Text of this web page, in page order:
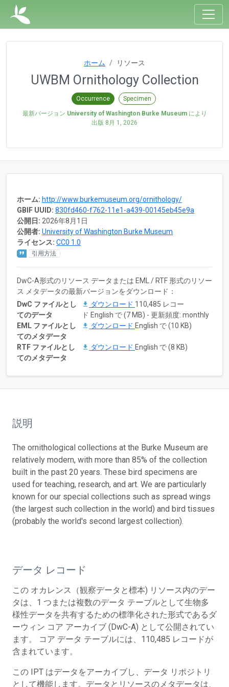
ホーム リソース
UWBM Ornithology Collection
Occurrence Specimen
最新バージョン University of Washington Burke Museumにより
出版 8月 1, 2026
ホーム: http://www.burkemuseum.org/ornithology/
GBIF UUID: 830fd460-f762-11e1-a439-00145eb45e9a
公開日: 2026年8月1日
公開者: University of Washington Burke Museum
ライセンス: CC0 1.0
引用方法
DwC-A形式のリソース データまたは EML / RTF 形式のリソー
ス メタデータの最新バージョンをダウンロード：
DwC ファイルとし
てのデータ
ダウンロード 110,485 レコー
ド English で (7 MB) - 更新頻度: monthly
EML ファイルとし
てのメタデータ
ダウンロード English で (10 KB)
RTF ファイルとし
てのメタデータ
ダウンロード English で (8 KB)
説明
The ornithological collections at the Burke Museum are
relatively modern, with more than 85% of the collection
built in the past 20 years. These bird specimens are
used for teaching, research, and art. We are particularly
known for our special collections such as spread wings
(the largest such collection in the world) and bird tissues
(probably the world's second largest collection).
データ レコード
この オカレンス（観察データと標本) リソース内のデー
タは、1 つまたは複数のデータ テーブルとして生物多
様性データを共有するための標準化された形式であるダ
ーウィン コア アーカイブ (DwC-A) として公開されてい
ます。 コア データ テーブルには、110,485 レコードが
含まれています。
この IPT はデータをアーカイブし、データ リポジトリ
として機能します。データとリソースのメタデータは、